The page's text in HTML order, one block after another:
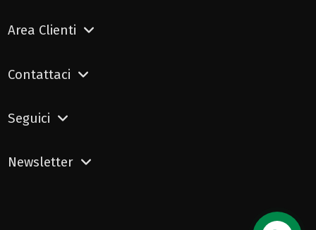
Area Clienti
Contattaci
Seguici
Newsletter